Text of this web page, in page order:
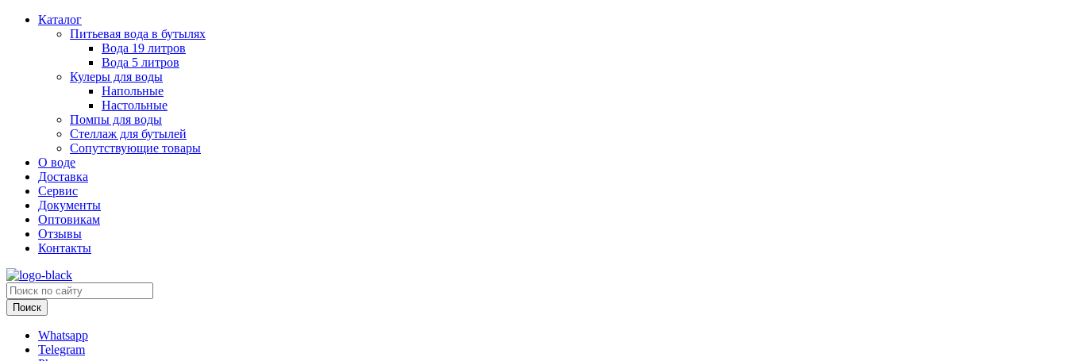
Каталог
Питьевая вода в бутылях
Вода 19 литров
Вода 5 литров
Кулеры для воды
Напольные
Настольные
Помпы для воды
Стеллаж для бутылей
Сопутствующие товары
О воде
Доставка
Сервис
Документы
Оптовикам
Отзывы
Контакты
Whatsapp
Telegram